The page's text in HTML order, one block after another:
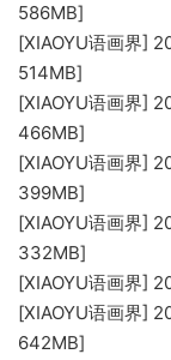
586MB]
[XIAOYU语画界]
514MB]
[XIAOYU语画界]
466MB]
[XIAOYU语画界]
399MB]
[XIAOYU语画界]
332MB]
[XIAOYU语画界]
[XIAOYU语画界]
642MB]